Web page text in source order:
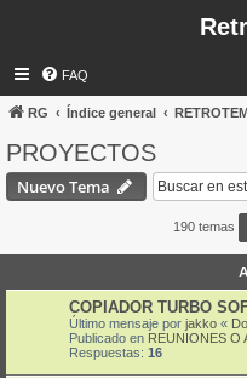
FAQ
RG Índice general
PROYECTOS
Nuevo Tema
190 temas
COPIADOR TURBO
Último mensaje por jakko «
Publicado en REUNIONES O
Respuestas: 16